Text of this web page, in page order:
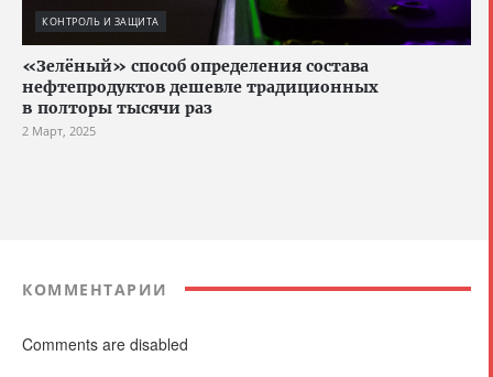
КОНТРОЛЬ И ЗАЩИТА
«Зелёный» способ определения состава
нефтепродуктов дешевле традиционных
в полторы тысячи раз
2 Март, 2025
КОММЕНТАРИИ
Comments are disabled